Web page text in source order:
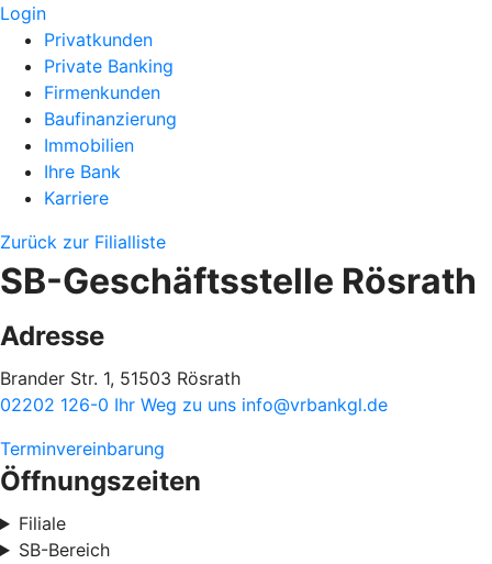
Login
Privatkunden
Private Banking
Firmenkunden
Baufinanzierung
Immobilien
Ihre Bank
Karriere
Zurück zur Filialliste
SB-Geschäftsstelle Rösrath
Adresse
Brander Str. 1, 51503 Rösrath
02202 126-0 Ihr Weg zu uns info@vrbankgl.de
Terminvereinbarung
Öffnungszeiten
Filiale
SB-Bereich